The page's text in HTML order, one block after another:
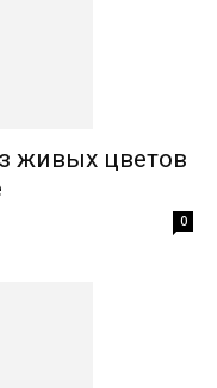
живых цветов
0